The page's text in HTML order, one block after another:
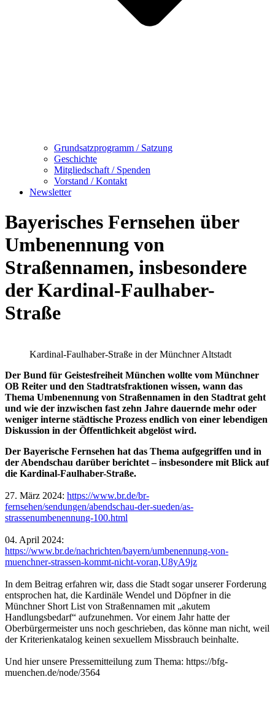
Grundsatzprogramm / Satzung
Geschichte
Mitgliedschaft / Spenden
Vorstand / Kontakt
Newsletter
Bayerisches Fernsehen über
Umbenennung von
Straßennamen, insbesondere
der Kardinal-Faulhaber-
Straße
Kardinal-Faulhaber-Straße in der Münchner Altstadt
Der Bund für Geistesfreiheit München wollte vom Münchner
OB Reiter und den Stadtratsfraktionen wissen, wann das
Thema Umbenennung von Straßennamen in den Stadtrat geht
und wie der inzwischen fast zehn Jahre dauernde mehr oder
weniger interne städtische Prozess endlich von einer lebendigen
Diskussion in der Öffentlichkeit abgelöst wird.
Der Bayerische Fernsehen hat das Thema aufgegriffen und in
der Abendschau darüber berichtet – insbesondere mit Blick auf
die Kardinal-Faulhaber-Straße.
27. März 2024: https://www.br.de/br-
fernsehen/sendungen/abendschau-der-sueden/as-
strassenumbenennung-100.html
04. April 2024:
https://www.br.de/nachrichten/bayern/umbenennung-von-
muenchner-strassen-kommt-nicht-voran,U8yA9jz
In dem Beitrag erfahren wir, dass die Stadt sogar unserer Forderung
entsprochen hat, die Kardinäle Wendel und Döpfner in die
Münchner Short List von Straßennamen mit „akutem
Handlungsbedarf“ aufzunehmen. Vor einem Jahr hatte der
Oberbürgermeister uns noch geschrieben, das könne man nicht, weil
der Kriterienkatalog keinen sexuellem Missbrauch beinhalte.
Und hier unsere Pressemitteilung zum Thema: https://bfg-
muenchen.de/node/3564